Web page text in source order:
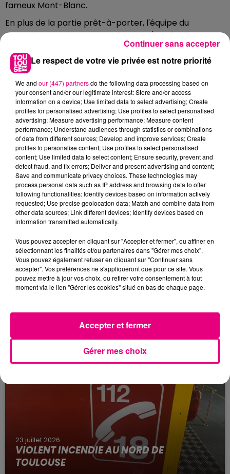
fameux Mont-Blanc.
En plus de la partie prêt-à-porter, l'équipe du
magasin organisera tout au long de l'année des
ateliers de sécurité en montagne, des sensibilisations
à la faune et à la flore, des social runs, ou même des
tests de matériel auprès d'athlètes passionnés.
Les articles de Millet sont également disponibles au
Nailloux Outlet Village, ou chezChullanka, à Portet-
sur-Garonne.
Millet, 19 rue des Puits Clos, Toulouse. Ouvert du lundi
au samedi, de 10h à 19h.
FILS D'ACTUS
24 juillet 2026
INCENDIE À PLAISANCE-DU-TOUCH : DES
HABITATIONS ÉVACUÉES FACE À...
Alors que la Haute-Garonne est en vigilance
vendredi...
23 juillet 2026
VIOLENT INCENDIE AU NORD DE
TOULOUSE
Le respect de votre vie privée est notre priorité
We and our (447) partnersdo the following data processing based on
your consent and/or our legitimate interest: Store and/or access
information on a device; Use limited data to select advertising; Create
profiles for personalised advertising; Use profiles to select personalised
advertising; Measure advertising performance; Measure content
performance; Understand audiences through statistics or combinations
of data from different sources; Develop and improve services; Create
profiles to personalise content; Use profiles to select personalised
content; Use limited data to select content; Ensure security, prevent and
detect fraud, and fix errors; Deliver and present advertising and content;
Save and communicate privacy choices. These technologies may
process personal data such as IP address and browsing data to offer
following functionalities: Identify devices based on information actively
requested; Use precise geolocation data; Match and combine data from
other data sources; Link different devices; Identify devices based on
information transmitted automatically.
Vous pouvez accepter en cliquant sur "Accepter et fermer", ou affiner en
sélectionnant les finalités et/ou partenaires dans "Gérer mes choix".
Vous pouvez également refuser en cliquant sur "Continuer sans
accepter". Vos préférences ne s'appliqueront que pour ce site. Vous
pouvez mettre à jour vos choix, ou retirer votre consentement à tout
moment via le lien "Gérer les cookies" situé en bas de chaque page.
Gérer mes choix
Accepter et fermer
Continuer sans accepter